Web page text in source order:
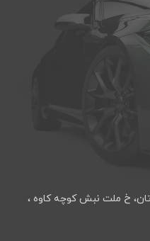
خ ملت نبش كوچه كاوه ،